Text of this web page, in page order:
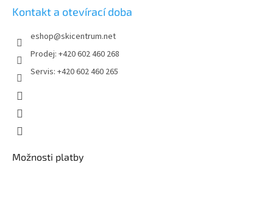
Kontakt a otevírací doba
eshop@skicentrum.net
Prodej: +420 602 460 268
Servis: +420 602 460 265
Možnosti platby